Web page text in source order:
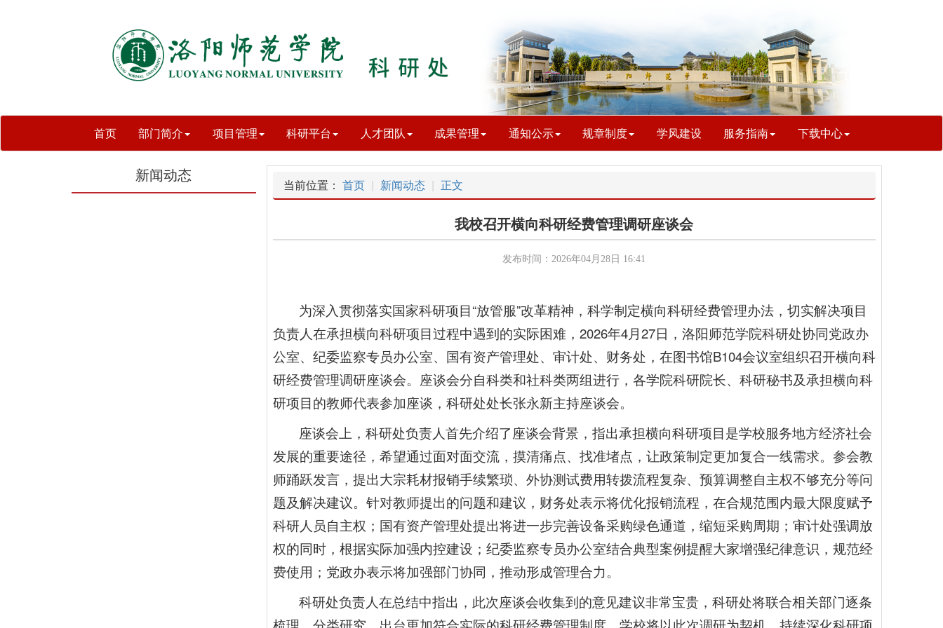
首页 部门简介 项目管理 科研平台 人才团队 成果管理 通知公示 规章制度 学风建设 服务指南 下载中心
新闻动态
当前位置： 首页 新闻动态 正文
我校召开横向科研经费管理调研座谈会
发布时间：2026年04月28日 16:41
为深入贯彻落实国家科研项目“放管服”改革精神，科学制定横向科研经费管理办法，切实解决项目
负责人在承担横向科研项目过程中遇到的实际困难，2026年4月27日，洛阳师范学院科研处协同党政办
公室、纪委监察专员办公室、国有资产管理处、审计处、财务处，在图书馆B104会议室组织召开横向科
研经费管理调研座谈会。座谈会分自科类和社科类两组进行，各学院科研院长、科研秘书及承担横向科
研项目的教师代表参加座谈，科研处处长张永新主持座谈会。
座谈会上，科研处负责人首先介绍了座谈会背景，指出承担横向科研项目是学校服务地方经济社会
发展的重要途径，希望通过面对面交流，摸清痛点、找准堵点，让政策制定更加复合一线需求。参会教
师踊跃发言，提出大宗耗材报销手续繁琐、外协测试费用转拨流程复杂、预算调整自主权不够充分等问
题及解决建议。针对教师提出的问题和建议，财务处表示将优化报销流程，在合规范围内最大限度赋予
科研人员自主权；国有资产管理处提出将进一步完善设备采购绿色通道，缩短采购周期；审计处强调放
权的同时，根据实际加强内控建设；纪委监察专员办公室结合典型案例提醒大家增强纪律意识，规范经
费使用；党政办表示将加强部门协同，推动形成管理合力。
科研处负责人在总结中指出，此次座谈会收集到的意见建议非常宝贵，科研处将联合相关部门逐条